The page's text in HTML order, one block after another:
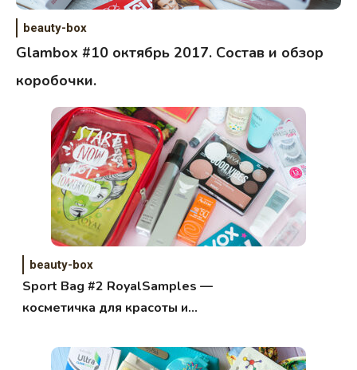
beauty-box
Glambox #10 октябрь 2017. Состав и обзор
коробочки.
beauty-box
Sport Bag #2 RoyalSamples —
косметичка для красоты и